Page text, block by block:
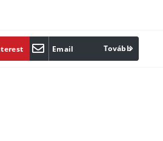
Email Print
Tovább